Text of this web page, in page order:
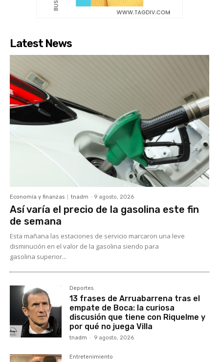
Latest News
Economía y finanzas tnadm - 9 agosto, 2026
Así varía el precio de la gasolina este fin
de semana
Esta mañana las estaciones de servicio marcaron una leve
disminución en el valor de la gasolina siendo para
gasolina superior...
Deportes
13 frases de Arruabarrena tras el
empate de Boca: la curiosa
discusión que tiene con Riquelme y
por qué no juega Villa
tnadm - 9 agosto, 2026
Entretenimiento